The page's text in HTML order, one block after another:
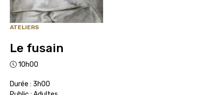
ATELIERS
Le fusain
10h00
Durée : 3h00